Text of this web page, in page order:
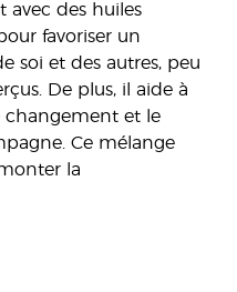
avec des huiles
favoriser un
soi et des autres, peu
De plus, il aide à
changement et le
Ce mélange
la